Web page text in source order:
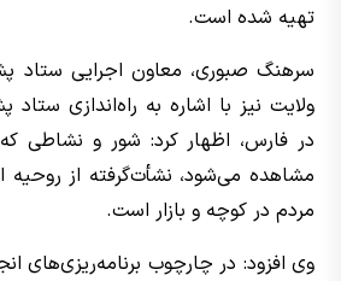
تهیه شده است.
سرهنگ صبوری، معاون اجرایی ستاد
ولایت نیز با اشاره به راه‌اندازی ستاد
در فارس، اظهار کرد: شور و نشاطی
مشاهده می‌شود، نشأت‌گرفته از روحیه
مردم در کوچه و بازار است.
وی افزود: در چارچوب برنامه‌ریزی‌های